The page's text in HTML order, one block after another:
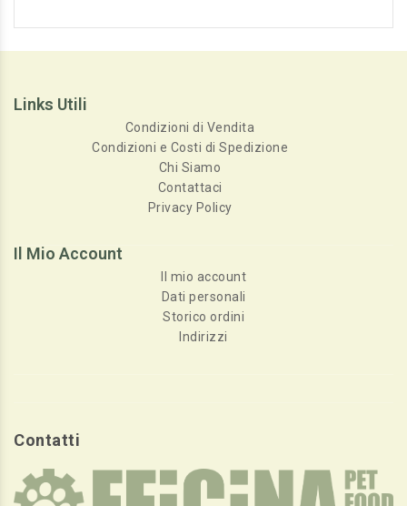
Links Utili
Condizioni di Vendita
Condizioni e Costi di Spedizione
Chi Siamo
Contattaci
Privacy Policy
Il Mio Account
Il mio account
Dati personali
Storico ordini
Indirizzi
Contatti